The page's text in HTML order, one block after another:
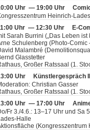
Uhr — 19:00 Uhr
Heinrich-
Uhr — 12:30 Uhr
E-
Sarah Burrini („Das Leben
Schulenberg (Photo-
Malambré
Glasstetter
Großer Ratssaal (1.
Uhr
Künstlergespräch
Christian Gasser
Großer Ratssaal (1.
Uhr — 17:00 Uhr
Fr 3./4.6.: 13–17 Uhr und Sa
Halle